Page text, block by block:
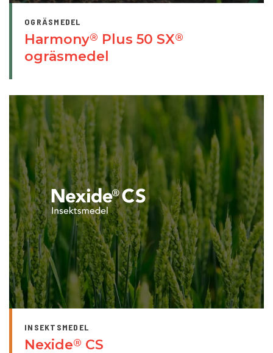
OGRÄSMEDEL
Harmony® Plus 50 SX®
ogräsmedel
INSEKTSMEDEL
Nexide® CS